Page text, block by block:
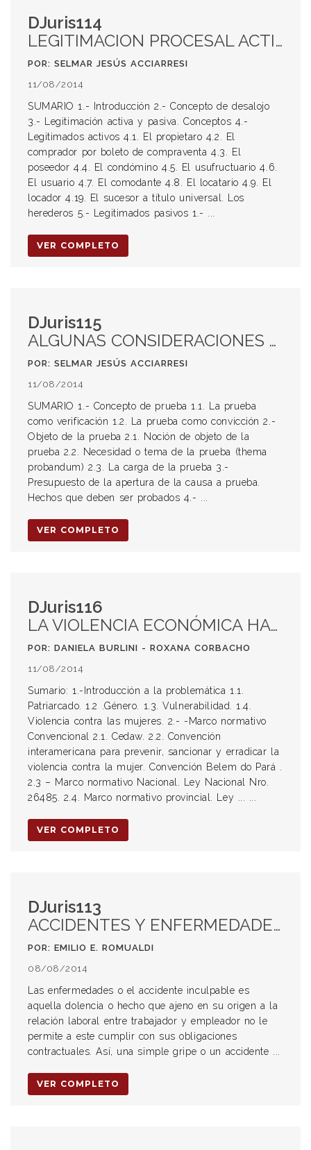
DJuris114
LEGITIMACION PROCESAL ACTIVA Y PASIVA EN EL JUICIO DE DESALOJO EN SANTA FE Y LEGISLACIÓN FONDAL
POR: SELMAR JESÚS ACCIARRESI
11/08/2014
SUMARIO 1.- Introducción 2.- Concepto de desalojo
3.- Legitimación activa y pasiva. Conceptos 4.-
Legitimados activos 4.1. El propietaro 4.2. El
comprador por boleto de compraventa 4.3. El
poseedor 4.4. El condómino 4.5. El usufructuario 4.6.
El usuario 4.7. El comodante 4.8. El locatario 4.9. El
locador 4.19. El sucesor a título universal. Los
herederos 5.- Legitimados pasivos 1.- ...
VER COMPLETO
DJuris115
ALGUNAS CONSIDERACIONES ACERCA DE LOS HECHOS QUE SE DEBEN PROBAR EN EL PROCESO CIVIL
POR: SELMAR JESÚS ACCIARRESI
11/08/2014
SUMARIO 1.- Concepto de prueba 1.1. La prueba
como verificación 1.2. La prueba como convicción 2.-
Objeto de la prueba 2.1. Noción de objeto de la
prueba 2.2. Necesidad o tema de la prueba (thema
probandum) 2.3. La carga de la prueba 3.-
Presupuesto de la apertura de la causa a prueba.
Hechos que deben ser probados 4.- ...
VER COMPLETO
DJuris116
LA VIOLENCIA ECONÓMICA HACIA LAS MUJERES. GÉNERO Y VULNERABILIDAD
POR: DANIELA BURLINI - ROXANA CORBACHO
11/08/2014
Sumario: 1.-Introducción a la problemática 1.1.
Patriarcado. 1.2 .Género. 1.3. Vulnerabilidad. 1.4.
Violencia contra las mujeres. 2.- -Marco normativo
Convencional 2.1. Cedaw. 2.2. Convención
interamericana para prevenir, sancionar y erradicar la
violencia contra la mujer. Convención Belem do Pará .
2.3 – Marco normativo Nacional. Ley Nacional Nro.
26485. 2.4. Marco normativo provincial. Ley ... ...
VER COMPLETO
DJuris113
ACCIDENTES Y ENFERMEDADES INCULPABLES
POR: EMILIO E. ROMUALDI
08/08/2014
Las enfermedades o el accidente inculpable es
aquella dolencia o hecho que ajeno en su origen a la
relación laboral entre trabajador y empleador no le
permite a este cumplir con sus obligaciones
contractuales. Así, una simple gripe o un accidente ...
VER COMPLETO